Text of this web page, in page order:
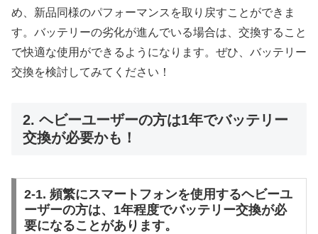
め、新品同様のパフォーマンスを取り戻すことができま
す。バッテリーの劣化が進んでいる場合は、交換すること
で快適な使用ができるようになります。ぜひ、バッテリー
交換を検討してみてください！
2. ヘビーユーザーの方は1年でバッテリー
交換が必要かも！
2-1. 頻繁にスマートフォンを使用するヘビーユ
ーザーの方は、1年程度でバッテリー交換が必
要になることがあります。